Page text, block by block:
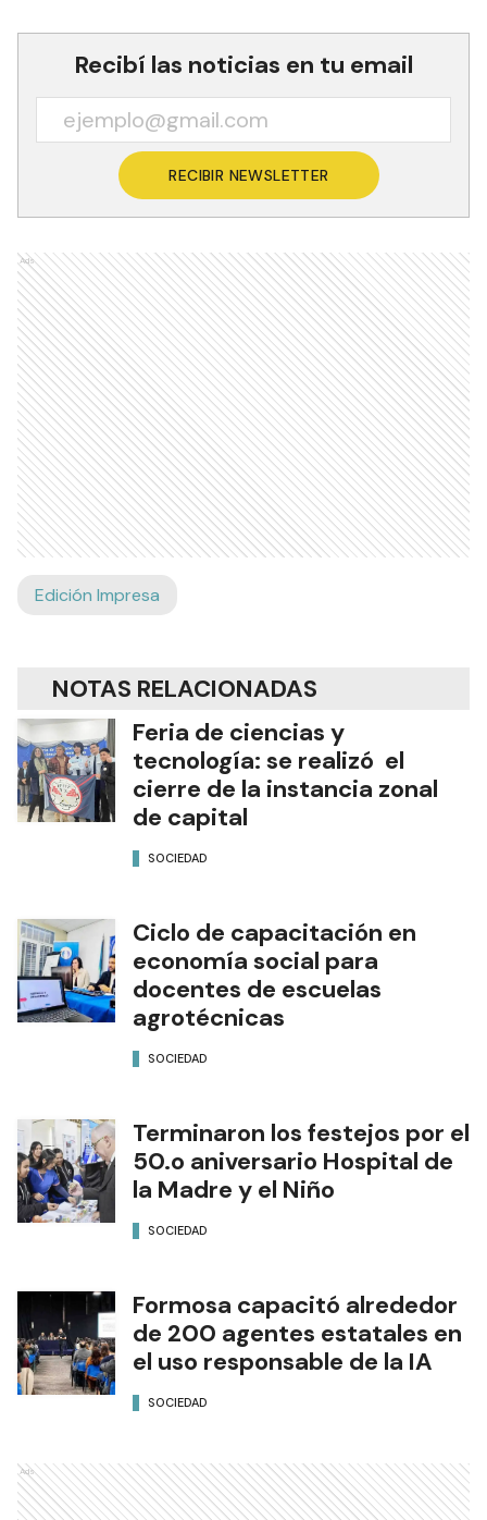
Recibí las noticias en tu email
RECIBIR NEWSLETTER
Ads
Edición Impresa
NOTAS RELACIONADAS
Feria de ciencias y
tecnología: se realizó el
cierre de la instancia zonal
de capital
SOCIEDAD
Ciclo de capacitación en
economía social para
docentes de escuelas
agrotécnicas
SOCIEDAD
Terminaron los festejos por el
50.o aniversario Hospital de
la Madre y el Niño
SOCIEDAD
Formosa capacitó alrededor
de 200 agentes estatales en
el uso responsable de la IA
SOCIEDAD
Ads